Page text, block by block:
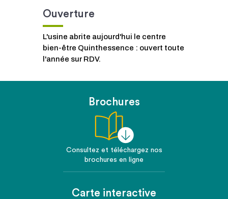
Ouverture
L'usine abrite aujourd'hui le centre
bien-être Quinthessence : ouvert toute
l'année sur RDV.
Brochures
Consultez et téléchargez nos
brochures en ligne
Carte interactive